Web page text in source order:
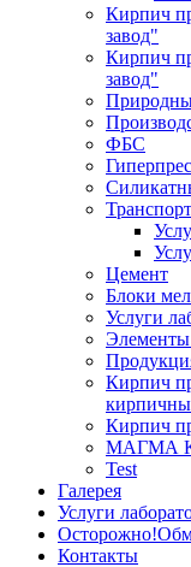
Кирпич
завод"
Кирпич
завод"
ФБС
Цемент
Блоки
Услуги
Элементы
Кирпич
Кирпич
МАГМА
Test
Галерея
Услуги
Контакты